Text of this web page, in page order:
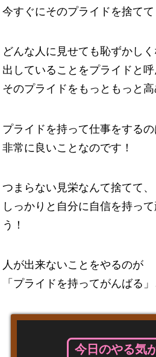
今すぐにそのプライドを捨てて
どんな人に見せても恥ずかし
出していることをプライドと
そのプライドをもっともっと高
プライドを持って仕事をするの
非常に良いことなのです！
つまらない見栄なんて捨てて、
しっかりと自分に自信を持っ
う！
人が出来ないことをやるのが
「プライドを持ってがんばる
今日のやる気